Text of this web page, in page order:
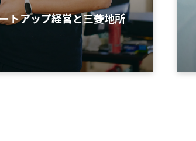
トアップ経営と三菱地所